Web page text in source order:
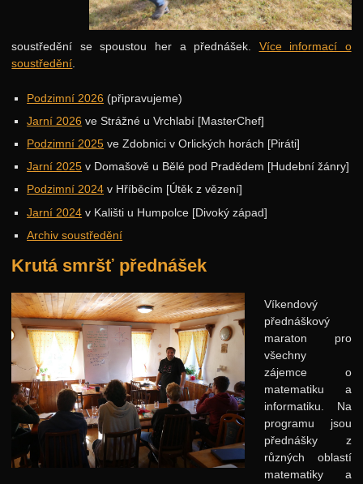
soustředění se spoustou her a přednášek. Více informací o
soustředění
Podzimní 2026 (připravujeme)
Jarní 2026 ve Strážné u Vrchlabí [MasterChef]
Podzimní 2025 ve Zdobnici v Orlických horách [Piráti]
Jarní 2025 v Domašově u Bělé pod Pradědem [Hudební žánry]
Podzimní 2024 v Hříběcím [Útěk z vězení]
Jarní 2024 v Kališti u Humpolce [Divoký západ]
Archiv soustředění
Krutá smršť přednášek
Víkendový
přednáškový
maraton pro
všechny
zájemce o
matematiku a
informatiku. Na
programu jsou
přednášky z
různých oblastí
matematiky a